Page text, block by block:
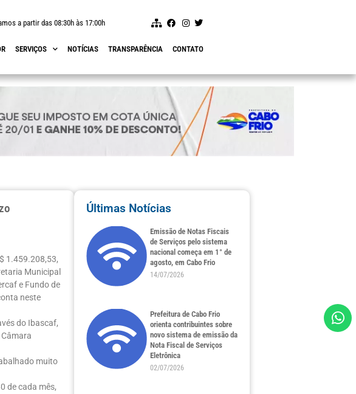
a partir das 08:30h às 17:00h
SERVIÇOS NOTÍCIAS TRANSPARÊNCIA CONTATO
1.459.208,53,
Municipal
e Fundo de
neste
do Ibascaf,
muito
de cada mês,
Últimas Notícias
Emissão de Notas Fiscais
de Serviços pelo sistema
nacional começa em 1° de
agosto, em Cabo Frio
14/07/2026
Prefeitura de Cabo Frio
orienta contribuintes sobre
novo sistema de emissão da
Nota Fiscal de Serviços
Eletrônica
02/07/2026